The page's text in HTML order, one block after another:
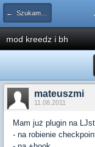
← Szukam pluginu
mod kreedz i bh
mateuszmi
11.08.2011
Mam już plugin na
- na robienie